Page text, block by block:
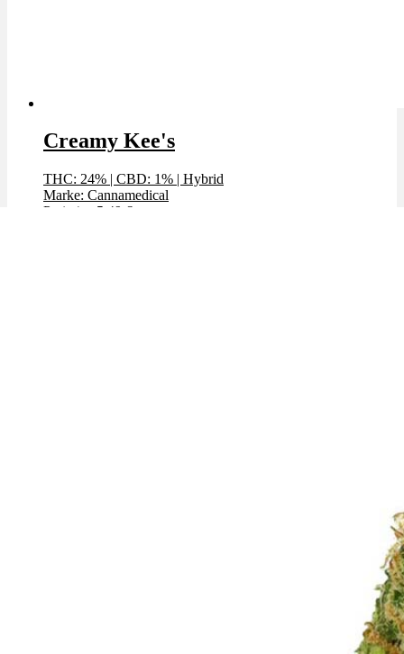
Creamy Kee's
THC: 24% | CBD: 1% | Hybrid
Marke: Cannamedical
Preis / g: 5,49 €